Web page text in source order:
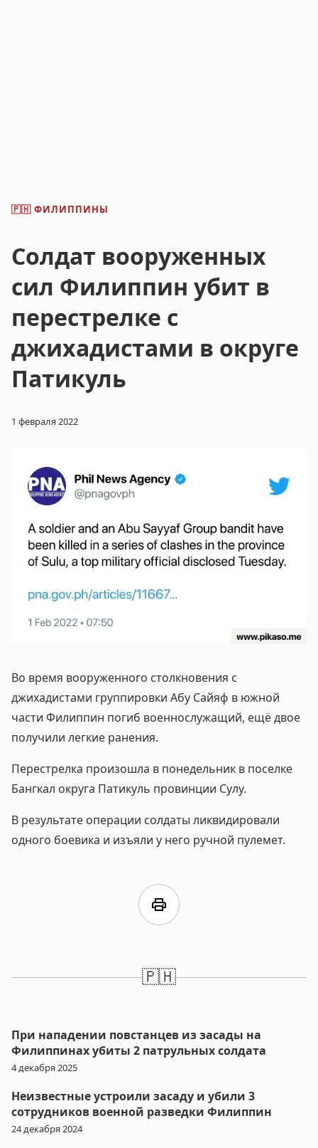
🇵🇭 ФИЛИППИНЫ
Солдат вооруженных
сил Филиппин убит в
перестрелке с
джихадистами в округе
Патикуль
1 февраля 2022
Во время вооруженного столкновения с
джихадистами группировки Абу Сайяф в южной
части Филиппин погиб военнослужащий, ещё двое
получили легкие ранения.
Перестрелка произошла в понедельник в поселке
Бангкал округа Патикуль провинции Сулу.
В результате операции солдаты ликвидировали
одного боевика и изъяли у него ручной пулемет.
print
🇵🇭
При нападении повстанцев из засады на
Филиппинах убиты 2 патрульных солдата
4 декабря 2025
Неизвестные устроили засаду и убили 3
сотрудников военной разведки Филиппин
24 декабря 2024